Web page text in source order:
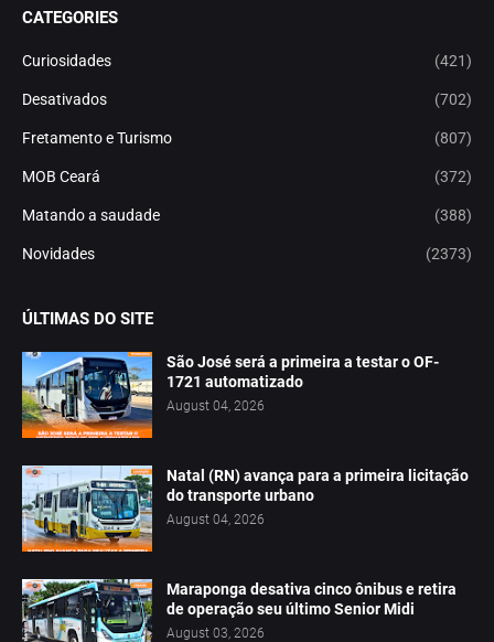
CATEGORIES
Curiosidades (421)
Desativados (702)
Fretamento e Turismo (807)
MOB Ceará (372)
Matando a saudade (388)
Novidades (2373)
ÚLTIMAS DO SITE
São José será a primeira a testar o OF-
1721 automatizado
August 04, 2026
Natal (RN) avança para a primeira licitação
do transporte urbano
August 04, 2026
Maraponga desativa cinco ônibus e retira
de operação seu último Senior Midi
August 03, 2026